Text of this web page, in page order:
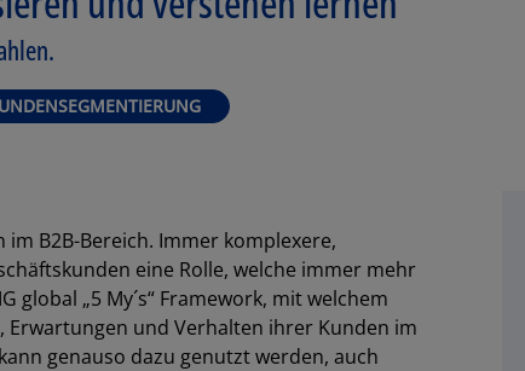
B2B-Bereich. Immer komplexere,
eine Rolle, welche immer mehr
global „5 My´s“ Framework, mit welchem
und Verhalten ihrer Kunden im
genauso dazu genutzt werden, auch